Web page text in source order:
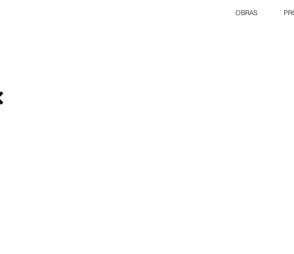
OBRAS